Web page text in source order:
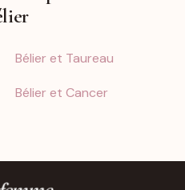
Bélier et Taureau
Bélier et Cancer